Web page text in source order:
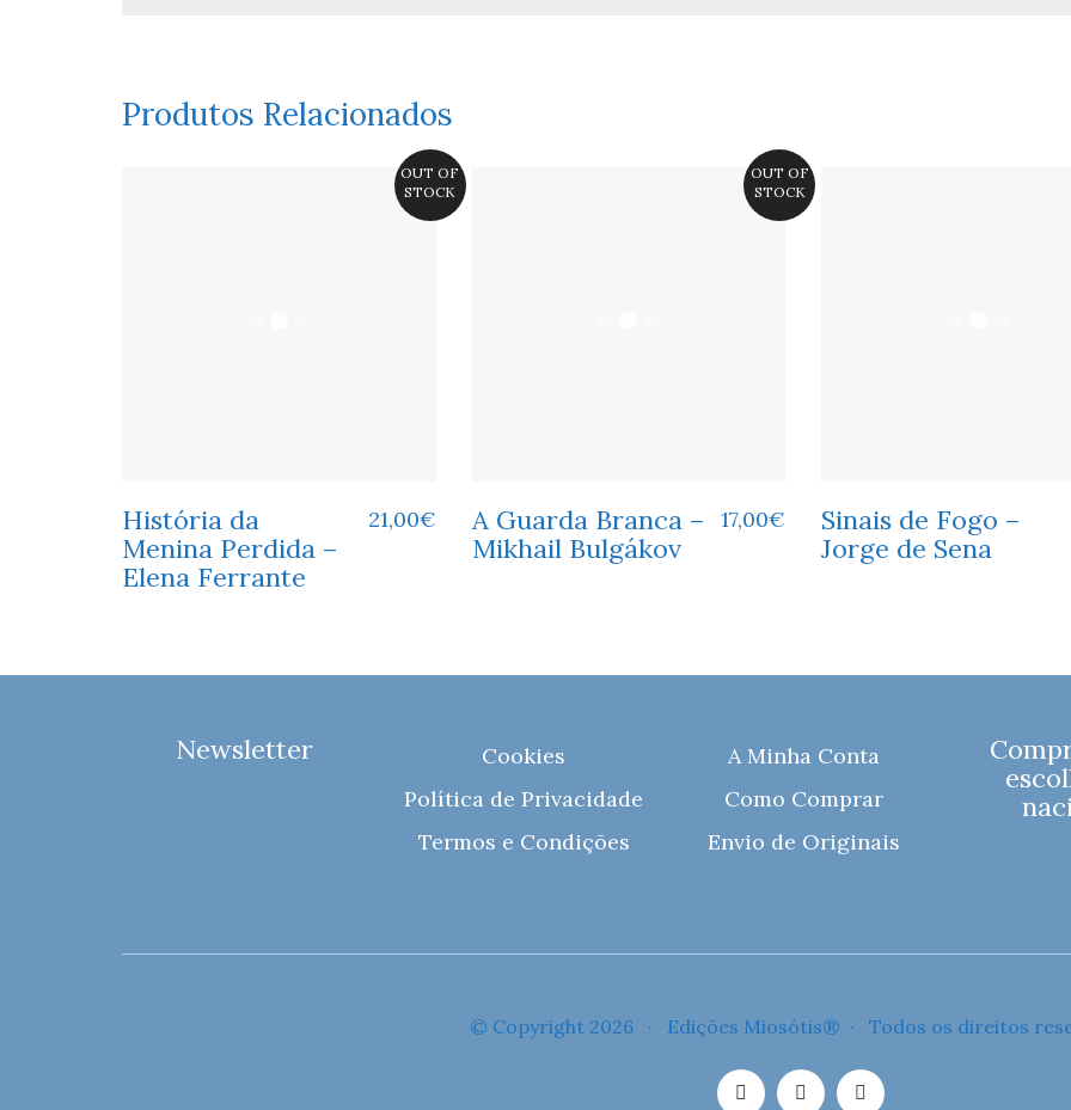
Produtos Relacionados
OUT OF
STOCK
História da
Menina Perdida –
Elena Ferrante
21,00€
OUT OF
STOCK
A Guarda Branca –
Mikhail Bulgákov
17,00€
Sinais de Fogo –
Jorge de Sena
Newsletter
Cookies
Política de Privacidade
Termos e Condições
A Minha Conta
Como Comprar
Envio de Originais
© Copyright 2026 · Edições Miosótis® · Todos os direitos